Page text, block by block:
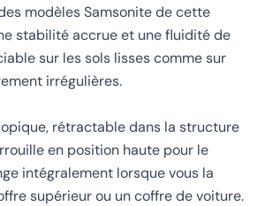
modèles Samsonite de cette
stabilité accrue et une fluidité de
sur les sols lisses comme sur
irrégulières.
rétractable dans la structure
en position haute pour le
intégralement lorsque vous la
supérieur ou un coffre de voiture.